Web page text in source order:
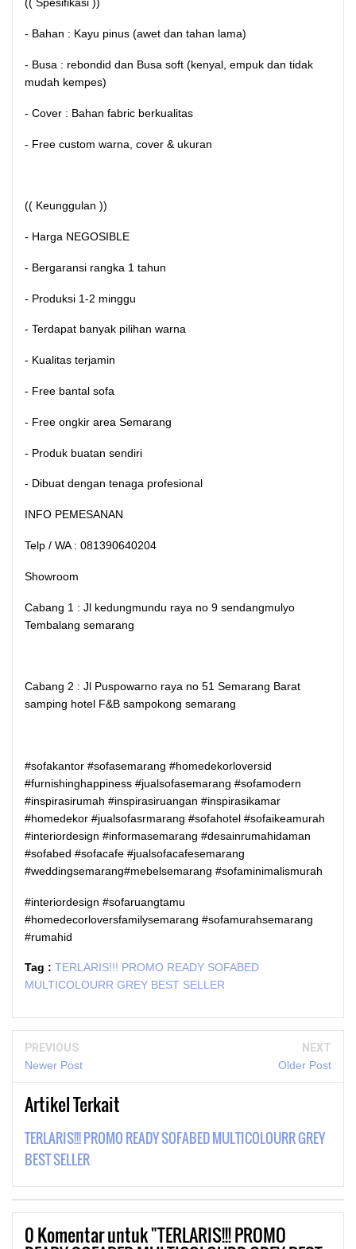
(( Spesifikasi ))
- Bahan : Kayu pinus (awet dan tahan lama)
- Busa : rebondid dan Busa soft (kenyal, empuk dan tidak
mudah kempes)
- Cover : Bahan fabric berkualitas
- Free custom warna, cover & ukuran
(( Keunggulan ))
- Harga NEGOSIBLE
- Bergaransi rangka 1 tahun
- Produksi 1-2 minggu
- Terdapat banyak pilihan warna
- Kualitas terjamin
- Free bantal sofa
- Free ongkir area Semarang
- Produk buatan sendiri
- Dibuat dengan tenaga profesional
INFO PEMESANAN
Telp / WA : 081390640204
Showroom
Cabang 1 : Jl kedungmundu raya no 9 sendangmulyo
Tembalang semarang
Cabang 2 : Jl Puspowarno raya no 51 Semarang Barat
samping hotel F&B sampokong semarang
#sofakantor #sofasemarang #homedekorloversid
#furnishinghappiness #jualsofasemarang #sofamodern
#inspirasirumah #inspirasiruangan #inspirasikamar
#homedekor #jualsofasrmarang #sofahotel #sofaikeamurah
#interiordesign #informasemarang #desainrumahidaman
#sofabed #sofacafe #jualsofacafesemarang
#weddingsemarang#mebelsemarang #sofaminimalismurah
#interiordesign #sofaruangtamu
#homedecorloversfamilysemarang #sofamurahsemarang
#rumahid
Tag : TERLARIS!!! PROMO READY SOFABED
MULTICOLOURR GREY BEST SELLER
PREVIOUS
Newer Post
NEXT
Older Post
Artikel Terkait
TERLARIS!!! PROMO READY SOFABED MULTICOLOURR GREY
BEST SELLER
0Komentar untuk "TERLARIS!!! PROMO